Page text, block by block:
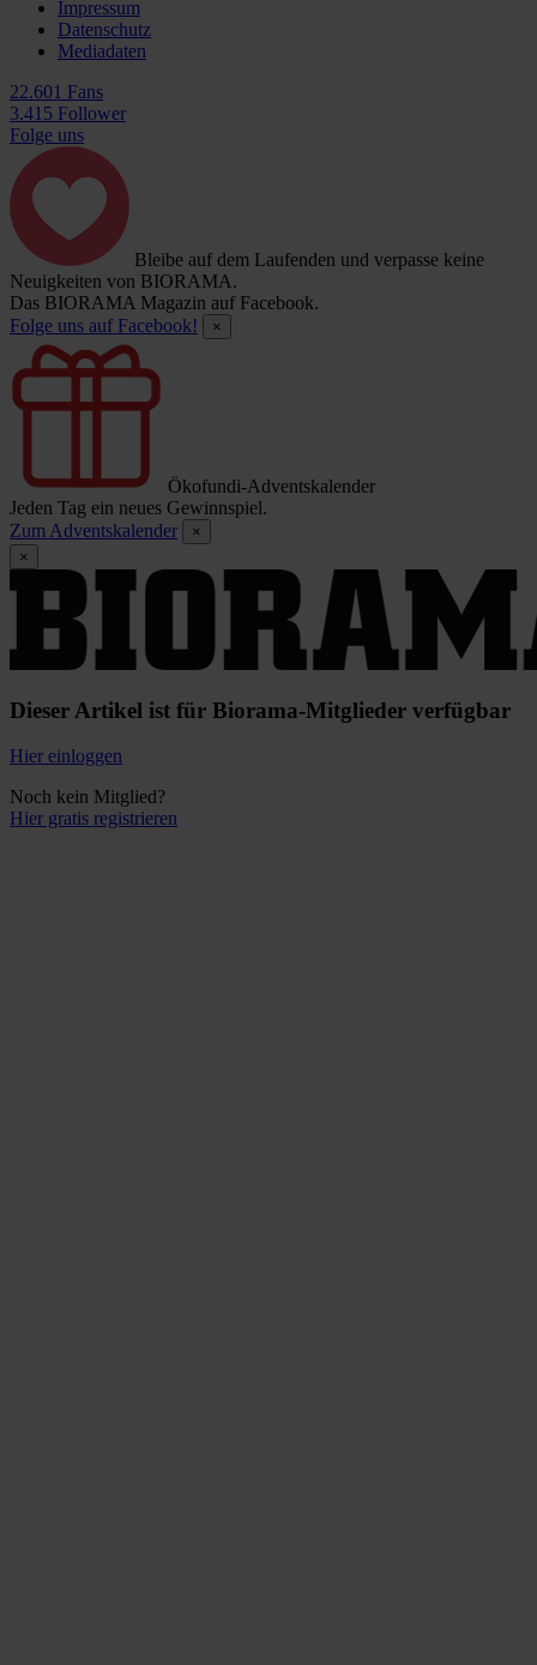
Impressum
Datenschutz
Mediadaten
22.601 Fans
3.415 Follower
Folge uns
Bleibe auf dem Laufenden und verpasse keine
Neuigkeiten von BIORAMA.
Das BIORAMA Magazin auf Facebook.
Folge uns auf Facebook!
×
Ökofundi-Adventskalender
Jeden Tag ein neues Gewinnspiel.
Zum Adventskalender
×
×
Dieser Artikel ist für Biorama-Mitglieder verfügbar
Hier einloggen
Noch kein Mitglied?
Hier gratis registrieren